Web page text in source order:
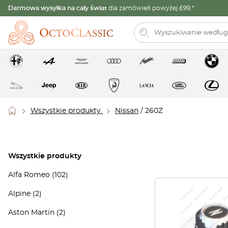
Darmowa wysyłka na cały świat dla zamówień powyżej £99.*
Wszystkie produkty Nissan / 260Z
Wszystkie produkty
Alfa Romeo (102)
Alpine (2)
Aston Martin (2)